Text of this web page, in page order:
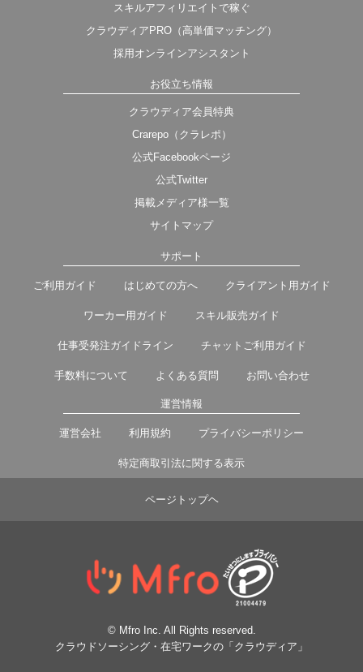
スキルアフィリエイトで稼ぐ
クラウディアPRO（高単価マッチング）
採用オンラインアシスタント
お役立ち情報
クラウディア会員特典
Crarepo（クラレポ）
公式Facebookページ
公式Twitter
掲載メディア様一覧
サイトマップ
サポート
ご利用ガイド はじめての方へ クライアント用ガイド
ワーカー用ガイド スキル販売ガイド
仕事受発注ガイドライン チャットご利用ガイド
手数料について よくある質問 お問い合わせ
運営情報
運営会社 利用規約 プライバシーポリシー
特定商取引法に関する表示
ページトップヘ
© Mfro Inc. All Rights reserved.
クラウドソーシング・在宅ワークの「クラウディア」